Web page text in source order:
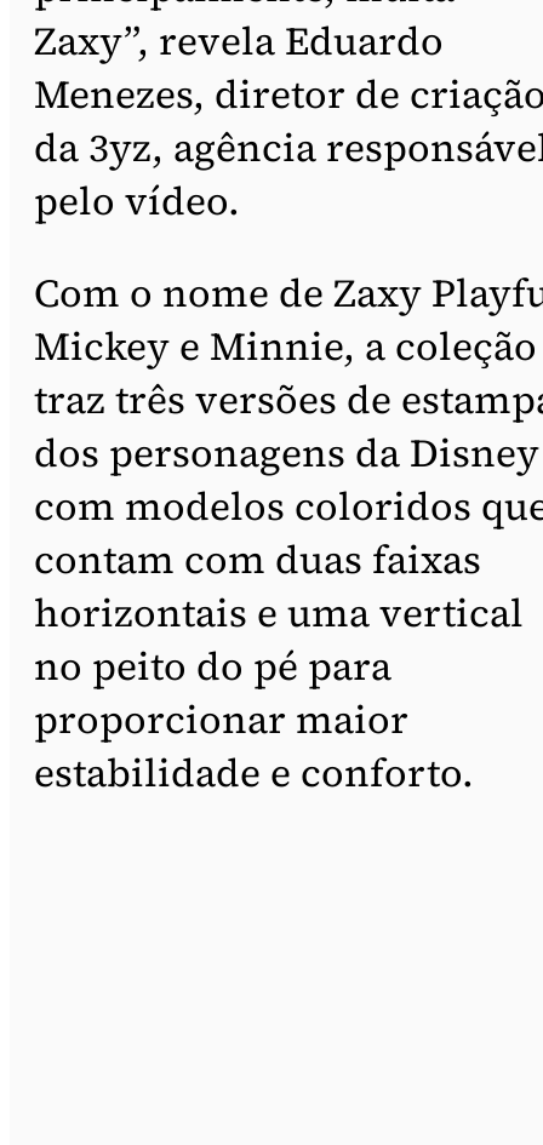
Zaxy”, revela Eduardo
Menezes, diretor de
da 3yz, agência
pelo vídeo.
Com o nome de Zaxy
Mickey e Minnie, a coleção
traz três versões de
dos personagens da Disney
com modelos coloridos
contam com duas faixas
horizontais e uma vertical
no peito do pé para
proporcionar maior
estabilidade e conforto.